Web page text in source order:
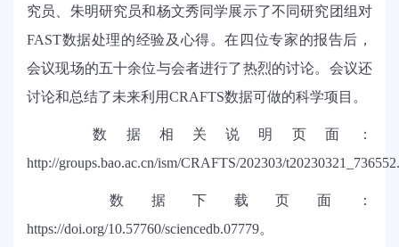
究员、朱明研究员和杨文秀同学展示了不同研究团组对
FAST数据处理的经验及心得。在四位专家的报告后，
会议现场的五十余位与会者进行了热烈的讨论。会议还
讨论和总结了未来利用CRAFTS数据可做的科学项目。
数据相关说明页面：
http://groups.bao.ac.cn/ism/CRAFTS/202303/
数据下载页面：
https://doi.org/10.57760/sciencedb.07779。